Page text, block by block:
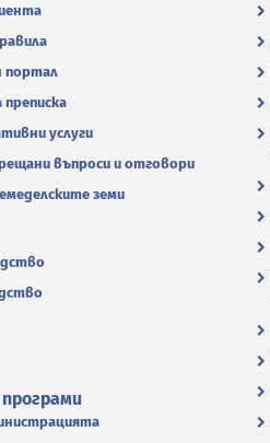
портал
услуги
въпроси и отговори
земи